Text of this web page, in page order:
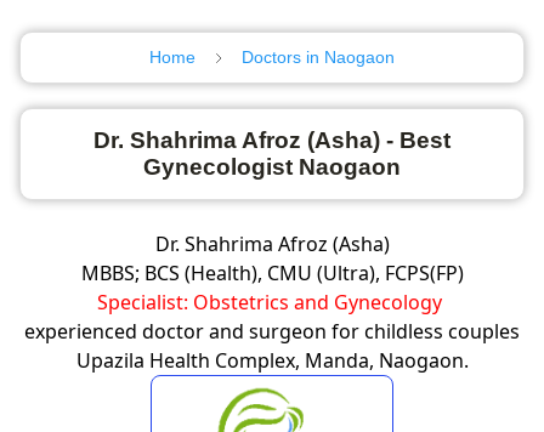
Home Doctors in Naogaon
Dr. Shahrima Afroz (Asha) - Best
Gynecologist Naogaon
Dr. Shahrima Afroz (Asha)
MBBS; BCS (Health), CMU (Ultra), FCPS(FP)
Specialist: Obstetrics and Gynecology
experienced doctor and surgeon for childless couples
Upazila Health Complex, Manda, Naogaon.